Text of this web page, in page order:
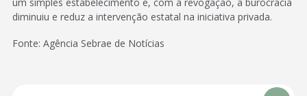
diminuiu e reduz a intervenção estatal na iniciativa privada.
Fonte: Agência Sebrae de Notícias